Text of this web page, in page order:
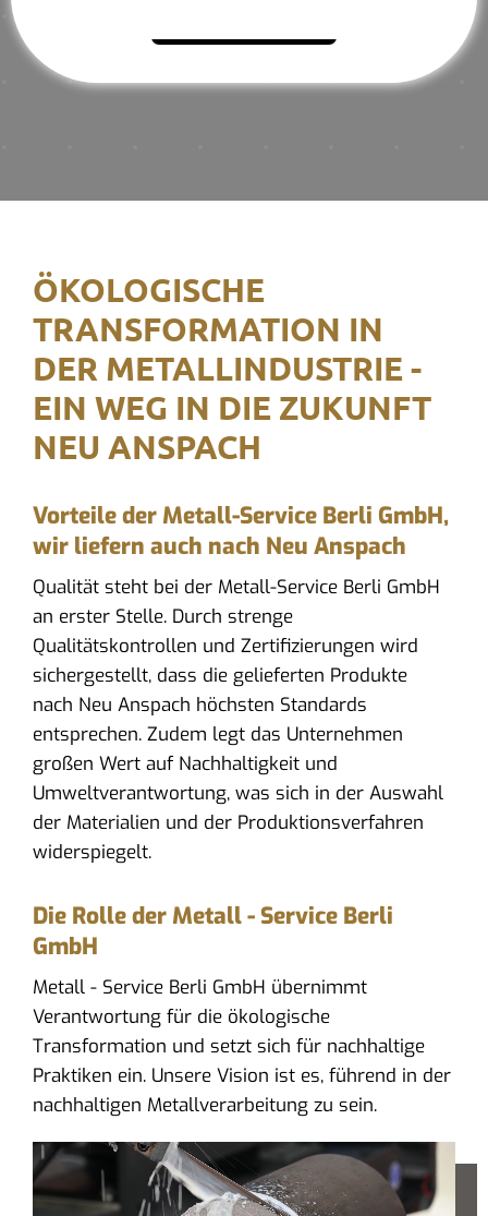
ÖKOLOGISCHE
TRANSFORMATION IN
DER METALLINDUSTRIE -
EIN WEG IN DIE ZUKUNFT
NEU ANSPACH
Vorteile der Metall-Service Berli GmbH,
wir liefern auch nach Neu Anspach
Qualität steht bei der Metall-Service Berli GmbH
an erster Stelle. Durch strenge
Qualitätskontrollen und Zertifizierungen wird
sichergestellt, dass die gelieferten Produkte
nach Neu Anspach höchsten Standards
entsprechen. Zudem legt das Unternehmen
großen Wert auf Nachhaltigkeit und
Umweltverantwortung, was sich in der Auswahl
der Materialien und der Produktionsverfahren
widerspiegelt.
Die Rolle der Metall - Service Berli
GmbH
Metall - Service Berli GmbH übernimmt
Verantwortung für die ökologische
Transformation und setzt sich für nachhaltige
Praktiken ein. Unsere Vision ist es, führend in der
nachhaltigen Metallverarbeitung zu sein.